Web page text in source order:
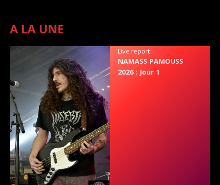
A LA UNE
Live report :
NAMASS PAMOUSS
2026 : Jour 1